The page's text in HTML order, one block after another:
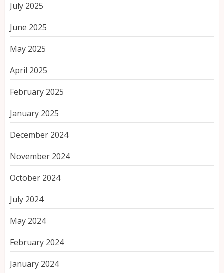
July 2025
June 2025
May 2025
April 2025
February 2025
January 2025
December 2024
November 2024
October 2024
July 2024
May 2024
February 2024
January 2024